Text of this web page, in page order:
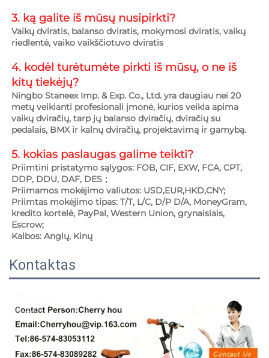
3. ką galite iš mūsų nusipirkti?
Vaikų dviratis, balanso dviratis, mokymosi dviratis, vaikų
riedlentė, vaiko vaikščiotuvo dviratis
4. kodėl turėtumėte pirkti iš mūsų, o ne iš
kitų tiekėjų?
Ningbo Staneex Imp. & Exp. Co., Ltd. yra daugiau nei 20
metų veikianti profesionali įmonė, kurios veikla apima
vaikų dviračių, tarp jų balanso dviračių, dviračių su
pedalais, BMX ir kalnų dviračių, projektavimą ir gamybą.
5. kokias paslaugas galime teikti?
Priimtini pristatymo sąlygos: FOB, CIF, EXW, FCA, CPT,
DDP, DDU, DAF, DES；
Priimamos mokėjimo valiutos: USD,EUR,HKD,CNY;
Priimtas mokėjimo tipas: T/T, L/C, D/P D/A, MoneyGram,
kredito kortelė, PayPal, Western Union, grynaisiais,
Escrow;
Kalbos: Anglų, Kinų
Kontaktas